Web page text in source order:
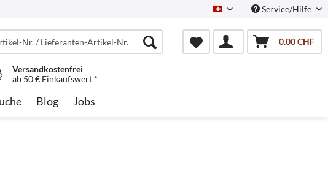
Schweiz/DeutschService/Hilfe
0.00 CHF
Versandkostenfrei
ab 50 € Einkaufswert *
Blog Jobs